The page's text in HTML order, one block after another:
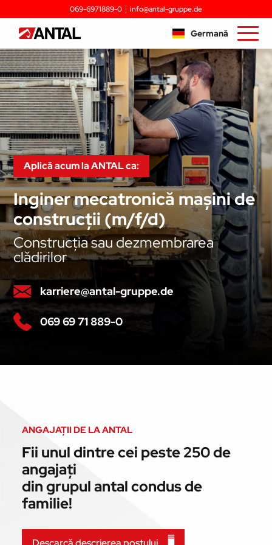
069-6971889-0 info@antal-gruppe.de
Germană
Aplică acum la ANTAL ca:
Inginer mecatronică mașini de
construcții (m/f/d)
Construcția sau dezmembrarea
clădirilor
karriere@antal-gruppe.de
069 69 71 889-0
ANGAJAȚII DE LA ANTAL
Fii unul dintre cei peste 250 de
angajați
din grupul antal condus de
familie!